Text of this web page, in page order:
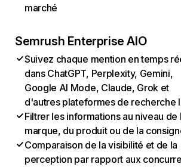
marché
Semrush Enterprise AIO
Suivez chaque mention en temps
dans ChatGPT, Perplexity, Gemini,
Google AI Mode, Claude, Grok et
d'autres plateformes de recherche
Filtrer les informations au niveau de
marque, du produit ou de la
Comparaison de la visibilité et de la
perception par rapport aux